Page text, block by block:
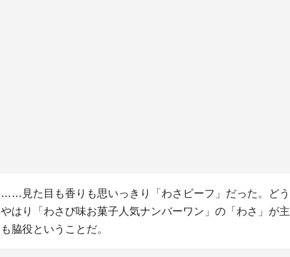
見た目も香りも思いっきり「わさビーフ」だった。どう
はり「わさび味お菓子人気ナンバーワン」の「わさ」が主
脇役ということだ。